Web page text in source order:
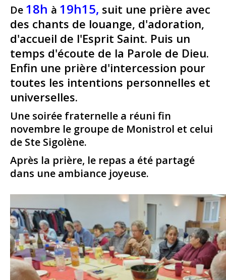
De 18h à 19h15, suit une prière avec
des chants de louange, d'adoration,
d'accueil de l'Esprit Saint. Puis un
temps d'écoute de la Parole de Dieu.
Enfin une prière d'intercession pour
toutes les intentions personnelles et
universelles.
Une soirée fraternelle a réuni fin
novembre le groupe de Monistrol et celui
de Ste Sigolène.
Après la prière, le repas a été partagé
dans une ambiance joyeuse.